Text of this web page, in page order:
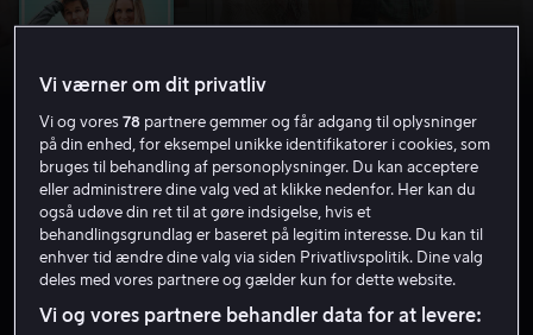
Who Gets the Dog?
4.9 Komedie Romantik 2016
1 t. 31 min
12 år
HD
Vi værner om dit privatliv
Vi og vores78 partnere gemmer og får adgang til oplysninger
på din enhed, for eksempel unikke identifikatorer i cookies, som
bruges til behandling af personoplysninger. Du kan acceptere
eller administrere dine valg ved at klikke nedenfor. Her kan du
også udøve din ret til at gøre indsigelse, hvis et
behandlingsgrundlag er baseret på legitim interesse. Du kan til
enhver tid ændre dine valg via siden Privatlivspolitik. Dine valg
deles med vores partnere og gælder kun for dette website.
Vi og vores partnere behandler data for at levere: